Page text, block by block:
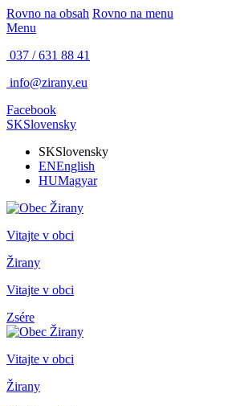
Rovno na obsah Rovno na menu
Menu
037 / 631 88 41
info@zirany.eu
Facebook
SKSlovensky
SKSlovensky
ENEnglish
HUMagyar
Vitajte v obci
Žirany
Vitajte v obci
Zsére
Vitajte v obci
Žirany